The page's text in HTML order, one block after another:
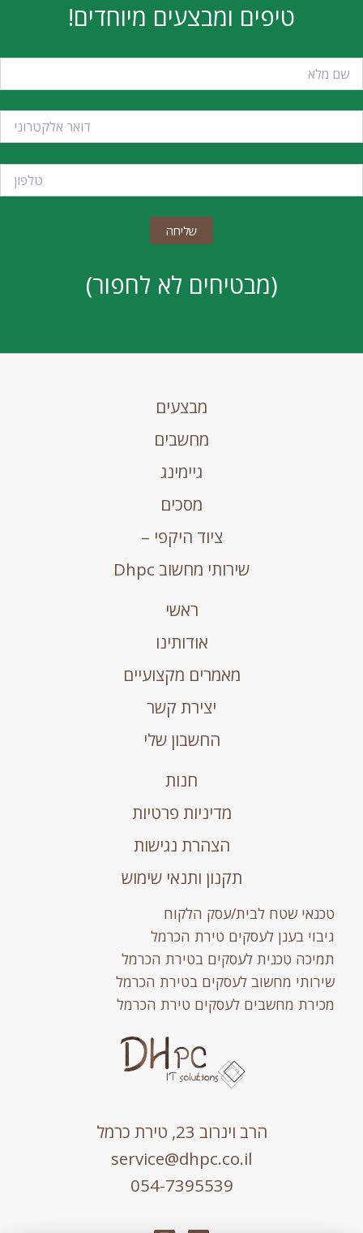
טיפים ומבצעים מיוחדים!
(מבטיחים לא לחפור)
מבצעים
מחשבים
גיימינג
מסכים
ציוד היקפי –
שירותי מחשוב Dhpc
ראשי
אודותינו
מאמרים מקצועיים
יצירת קשר
החשבון שלי
חנות
מדיניות פרטיות
הצהרת נגישות
תקנון ותנאי שימוש
טכנאי שטח לבית/עסק הלקוח
גיבוי בענן לעסקים טירת הכרמל
תמיכה טכנית לעסקים בטירת הכרמל
שירותי מחשוב לעסקים בטירת הכרמל
מכירת מחשבים לעסקים טירת הכרמל
הרב וינרוב 23, טירת כרמל
service@dhpc.co.il
054-7395539